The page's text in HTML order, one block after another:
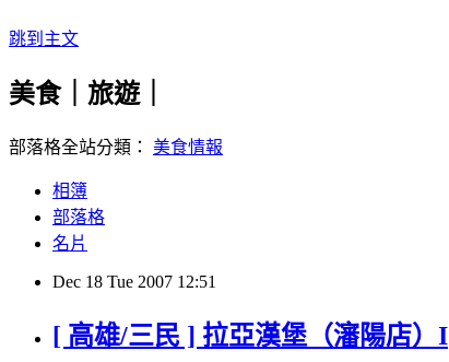
跳到主文
美食｜旅遊｜
部落格全站分類： 美食情報
相簿
部落格
名片
Dec 18 Tue 2007 12:51
[ 高雄/三民 ] 拉亞漢堡（瀋陽店）I